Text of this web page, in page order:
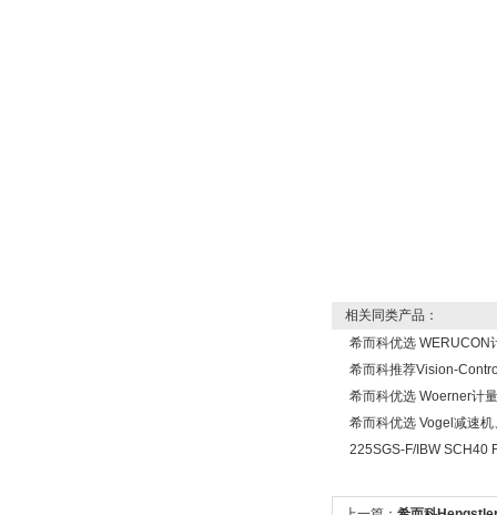
相关同类产品：
希而科优选 WERUCON
希而科推荐Vision-
希而科优选 Woerner计
希而科优选 Vogel减速
225SGS-F/IBW SCH40